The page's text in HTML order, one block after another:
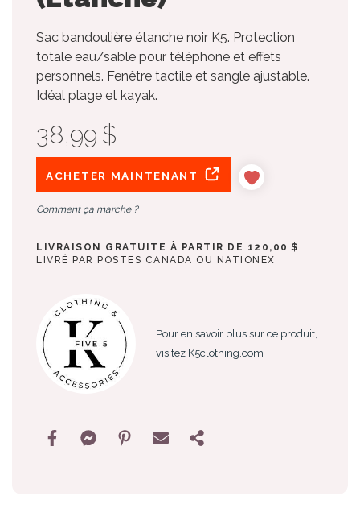
Sac bandoulière étanche noir K5. Protection
totale eau/sable pour téléphone et effets
personnels. Fenêtre tactile et sangle ajustable.
Idéal plage et kayak.
38,99 $
ACHETER MAINTENANT
Comment ça marche ?
LIVRAISON GRATUITE À PARTIR DE 120,00 $
LIVRÉ PAR POSTES CANADA OU NATIONEX
Pour en savoir plus sur ce produit,
visitez K5clothing.com